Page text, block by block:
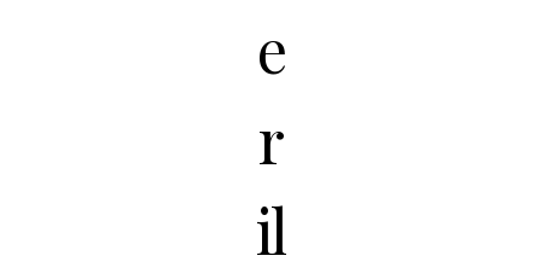
e
r
il